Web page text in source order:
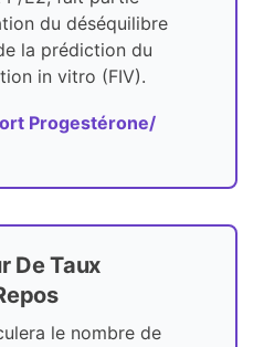
du déséquilibre
la prédiction du
in vitro (FIV).
Progestérone/
De Taux
le nombre de